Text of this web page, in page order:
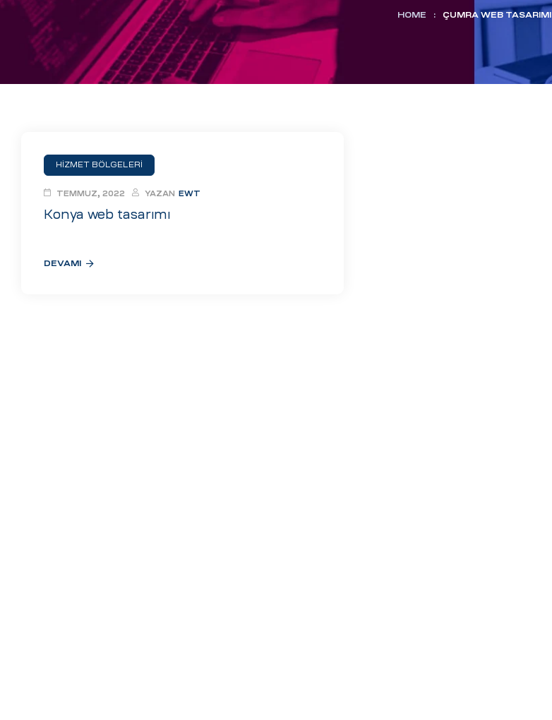
Aday
HOME : ÇUMRA WEB TASARIMI
HİZMET BÖLGELERİ
Konya web tasarımı
TEMMUZ, 2022 YAZAN EWT
DEVAMI